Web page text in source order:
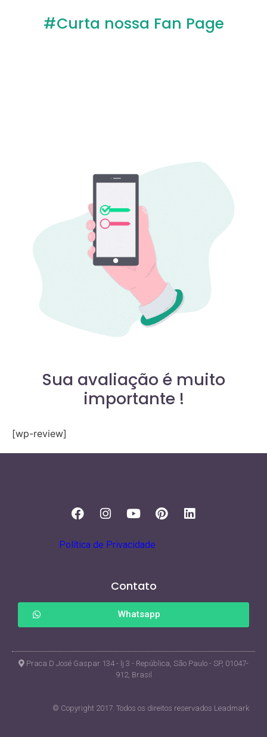
#Curta nossa Fan Page
Sua avaliação é muito
importante !
[wp-review]
Política de Privacidade
Contato
Whatsapp
Praca D José Gaspar 134 - lj 3 - República, São Paulo - SP, 01047-
912, Brasil
© Copyright 2017. Todos os direitos reservados Leadmark